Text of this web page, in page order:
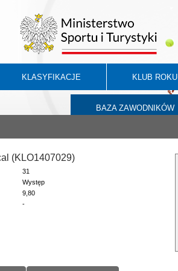
KLASYFIKACJE KLUB ROKU
BAZA ZAWODNIKÓW
(KLO1407029)
31
Występ
9,80
-